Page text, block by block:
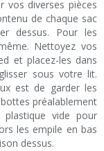
vos diverses pièces
de chaque sac
dessus. Pour les
Nettoyez vos
et placez-les dans
sous votre lit.
est de garder les
préalablement
vide pour
les empile en bas
dessus.